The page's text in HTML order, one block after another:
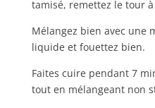
tamisé, remettez le tour
Mélangez bien avec une
liquide et fouettez bien.
Faites cuire pendant 7
tout en mélangeant non